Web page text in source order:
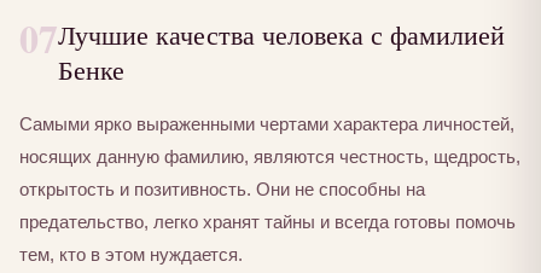
07Лучшие качества человека с фамилией
Бенке
Самыми ярко выраженными чертами характера личностей,
носящих данную фамилию, являются честность, щедрость,
открытость и позитивность. Они не способны на
предательство, легко хранят тайны и всегда готовы помочь
тем, кто в этом нуждается.